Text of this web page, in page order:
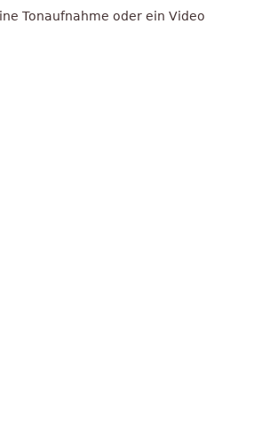
Tonaufnahme oder ein Video